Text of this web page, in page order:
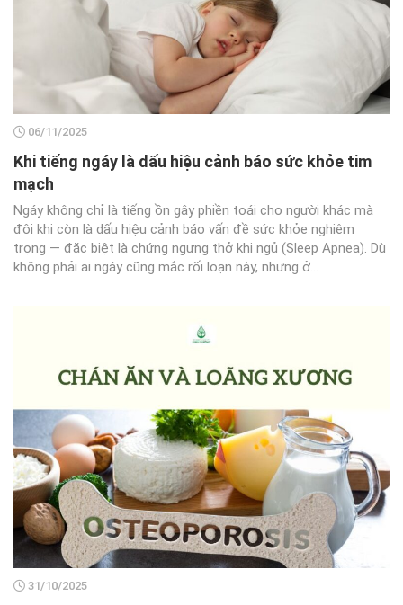
06/11/2025
Khi tiếng ngáy là dấu hiệu cảnh báo sức khỏe tim
mạch
Ngáy không chỉ là tiếng ồn gây phiền toái cho người khác mà
đôi khi còn là dấu hiệu cảnh báo vấn đề sức khỏe nghiêm
trọng — đặc biệt là chứng ngưng thở khi ngủ (Sleep Apnea). Dù
không phải ai ngáy cũng mắc rối loạn này, nhưng ở...
31/10/2025